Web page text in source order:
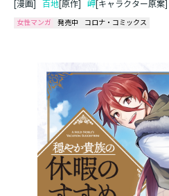
[漫画] 百地[原作] 岬[キャラクター原案]
女性マンガ 発売中 コロナ・コミックス